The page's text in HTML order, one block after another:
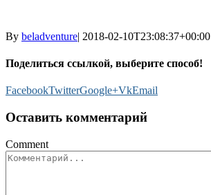
By beladventure| 2018-02-10T23:08:37+00:00
Поделиться ссылкой, выберите способ!
FacebookTwitterGoogle+VkEmail
Оставить комментарий
Comment